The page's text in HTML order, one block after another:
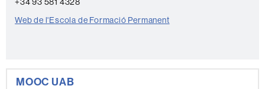
Web de l'Escola de Formació Permanent
MOOC UAB